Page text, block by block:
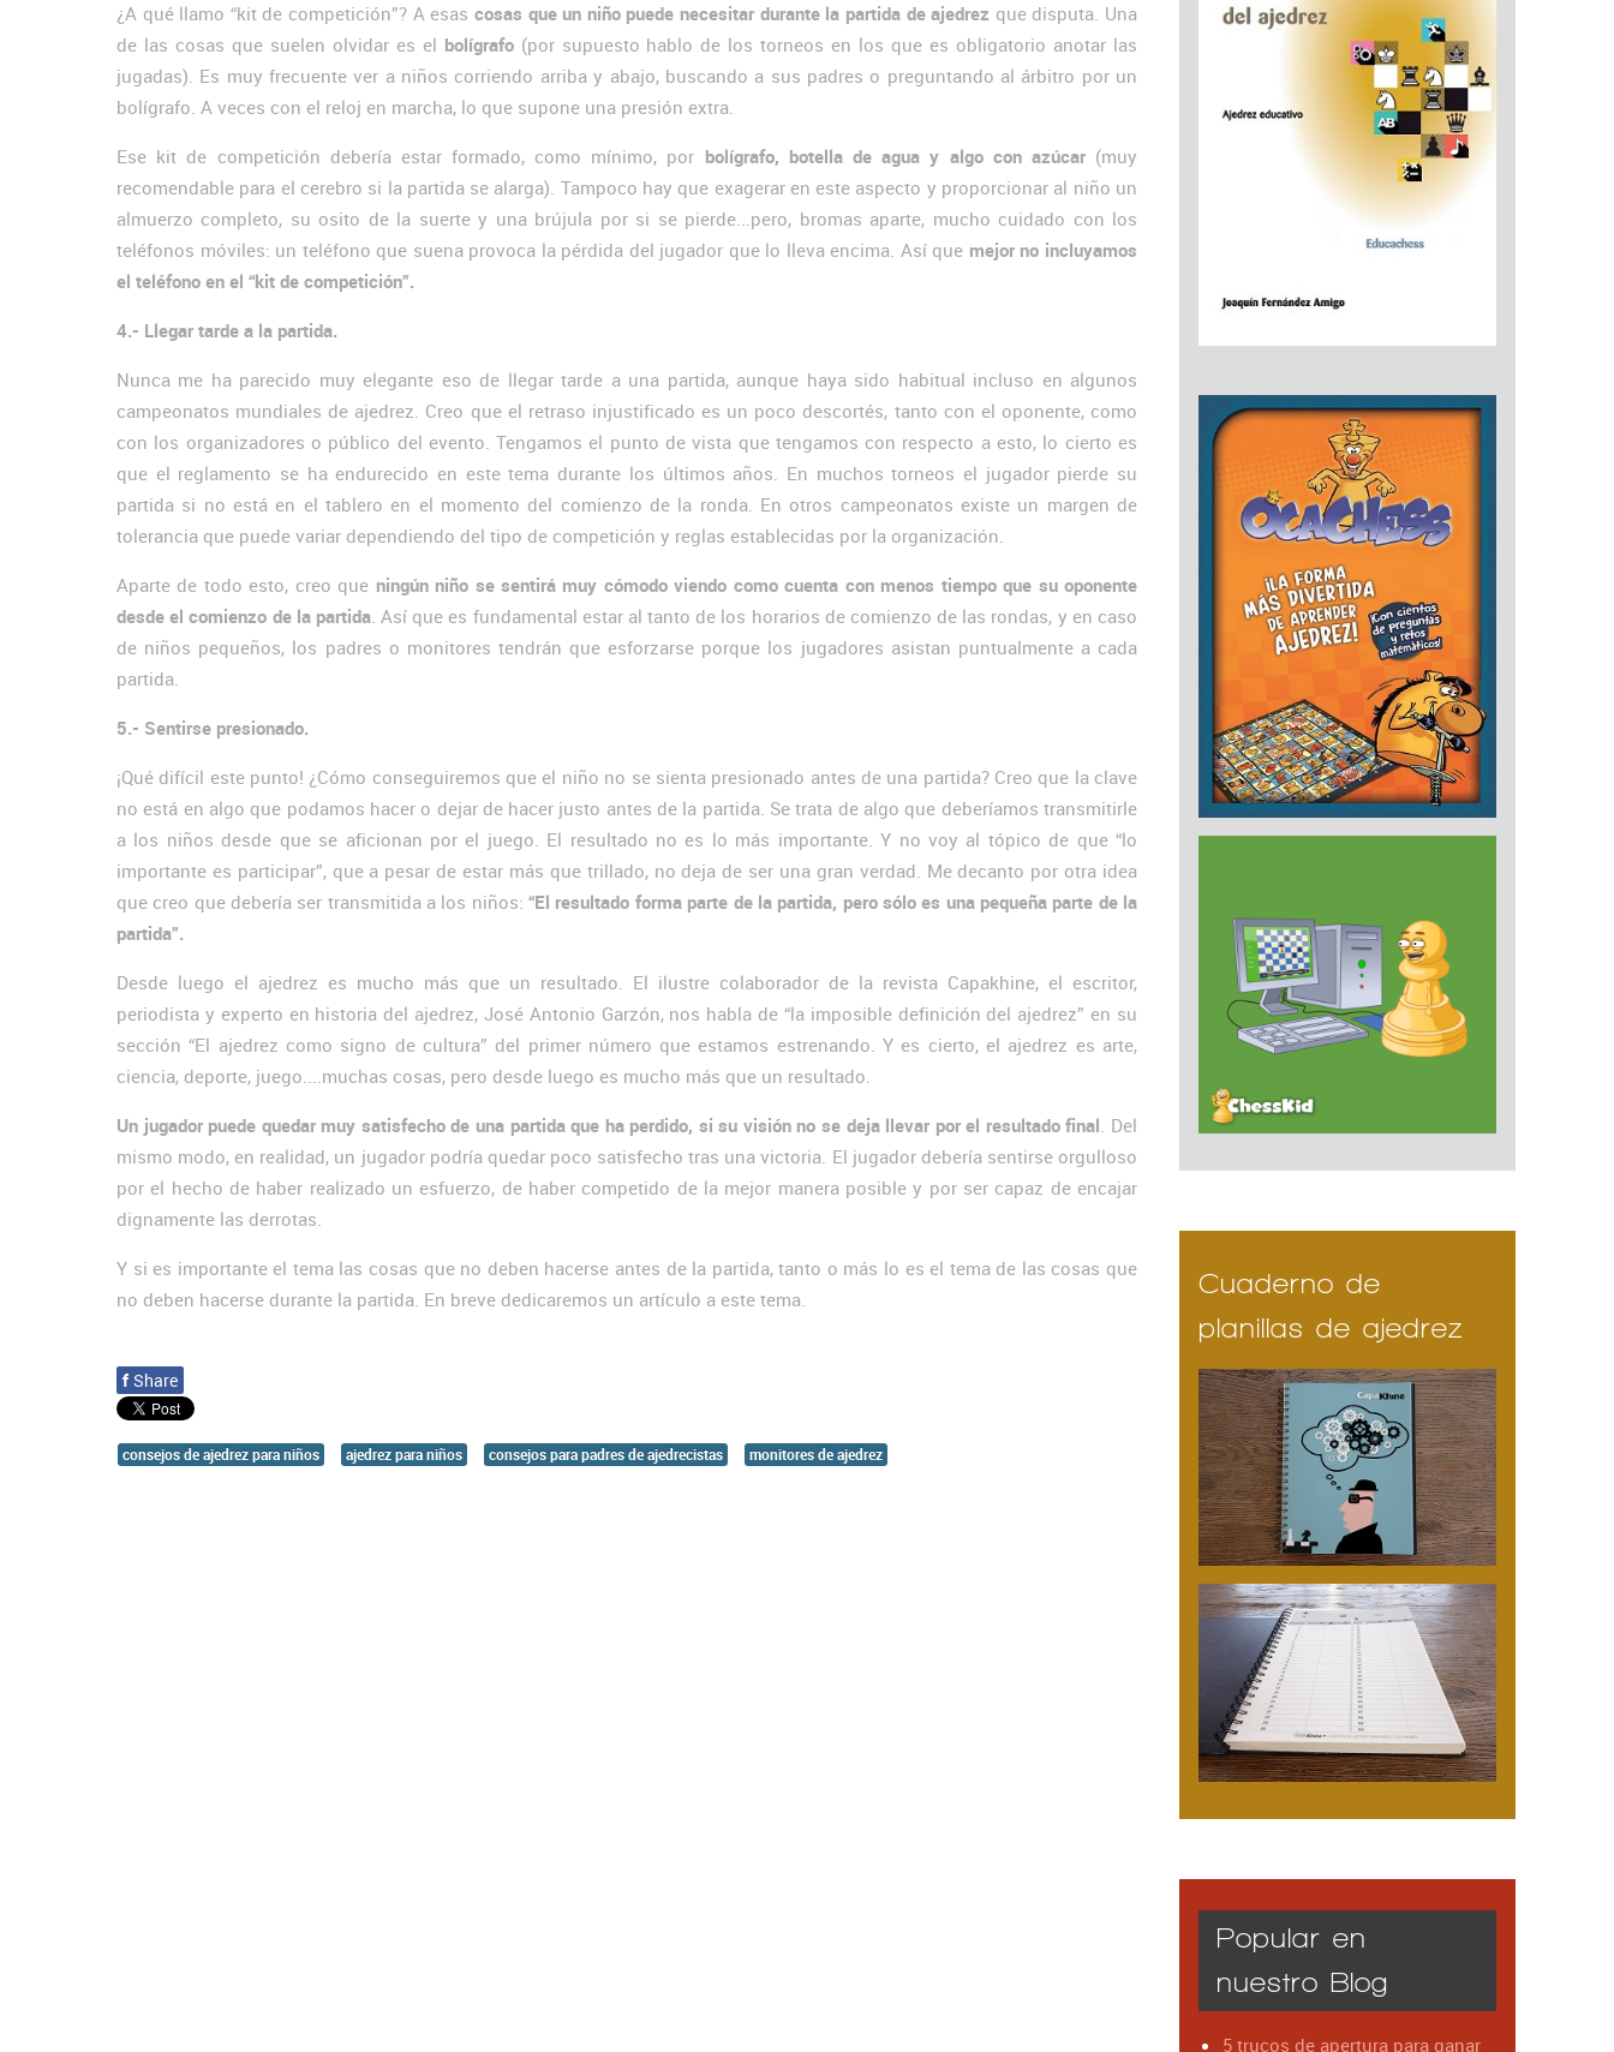
¿A qué llamo “kit de competición”? A esas cosas que un niño puede necesitar durante la partida de ajedrez que disputa. Una
de las cosas que suelen olvidar es el bolígrafo(por supuesto hablo de los torneos en los que es obligatorio anotar las
jugadas). Es muy frecuente ver a niños corriendo arriba y abajo, buscando a sus padres o preguntando al árbitro por un
bolígrafo. A veces con el reloj en marcha, lo que supone una presión extra.
Ese kit de competición debería estar formado, como mínimo, por bolígrafo, botella de agua y algo con azúcar(muy
recomendable para el cerebro si la partida se alarga). Tampoco hay que exagerar en este aspecto y proporcionar al niño un
almuerzo completo, su osito de la suerte y una brújula por si se pierde...pero, bromas aparte, mucho cuidado con los
teléfonos móviles: un teléfono que suena provoca la pérdida del jugador que lo lleva encima. Así que mejor no incluyamos
el teléfono en el “kit de competición”.
4.- Llegar tarde a la partida.
Nunca me ha parecido muy elegante eso de llegar tarde a una partida, aunque haya sido habitual incluso en algunos
campeonatos mundiales de ajedrez. Creo que el retraso injustificado es un poco descortés, tanto con el oponente, como
con los organizadores o público del evento. Tengamos el punto de vista que tengamos con respecto a esto, lo cierto es
que el reglamento se ha endurecido en este tema durante los últimos años. En muchos torneos el jugador pierde su
partida si no está en el tablero en el momento del comienzo de la ronda. En otros campeonatos existe un margen de
tolerancia que puede variar dependiendo del tipo de competición y reglas establecidas por la organización.
Aparte de todo esto, creo que ningún niño se sentirá muy cómodo viendo como cuenta con menos tiempo que su oponente
desde el comienzo de la partida. Así que es fundamental estar al tanto de los horarios de comienzo de las rondas, y en caso
de niños pequeños, los padres o monitores tendrán que esforzarse porque los jugadores asistan puntualmente a cada
partida.
5.- Sentirse presionado.
¡Qué difícil este punto! ¿Cómo conseguiremos que el niño no se sienta presionado antes de una partida? Creo que la clave
no está en algo que podamos hacer o dejar de hacer justo antes de la partida. Se trata de algo que deberíamos transmitirle
a los niños desde que se aficionan por el juego. El resultado no es lo más importante. Y no voy al tópico de que “lo
importante es participar”, que a pesar de estar más que trillado, no deja de ser una gran verdad. Me decanto por otra idea
que creo que debería ser transmitida a los niños:“El resultado forma parte de la partida, pero sólo es una pequeña parte de la
partida”.
Desde luego el ajedrez es mucho más que un resultado. El ilustre colaborador de la revista Capakhine, el escritor,
periodista y experto en historia del ajedrez, José Antonio Garzón, nos habla de “la imposible definición del ajedrez” en su
sección “El ajedrez como signo de cultura” del primer número que estamos estrenando. Y es cierto, el ajedrez es arte,
ciencia, deporte, juego....muchas cosas, pero desde luego es mucho más que un resultado.
Un jugador puede quedar muy satisfecho de una partida que ha perdido, si su visión no se deja llevar por el resultado final . Del
mismo modo, en realidad, un jugador podría quedar poco satisfecho tras una victoria. El jugador debería sentirse orgulloso
por el hecho de haber realizado un esfuerzo, de haber competido de la mejor manera posible y por ser capaz de encajar
dignamente las derrotas.
Y si es importante el tema las cosas que no deben hacerse antes de la partida, tanto o más lo es el tema de las cosas que
no deben hacerse durante la partida. En breve dedicaremos un artículo a este tema.
f Share
consejos de ajedrez para niños ajedrez para niños consejos para padres de ajedrecistas monitores de ajedrez
Cuaderno de
planillas de ajedrez
Popular en
nuestro Blog
5 trucos de apertura para ganar